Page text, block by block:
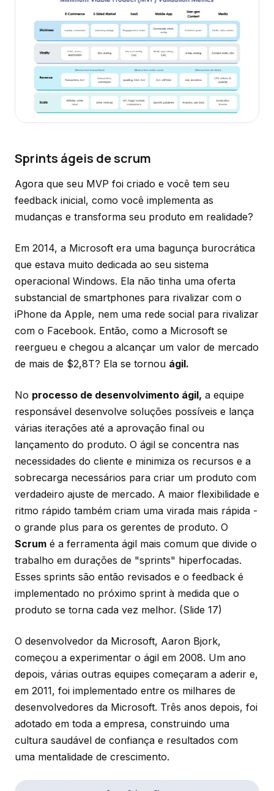
Sprints ágeis de scrum
Agora que seu MVP foi criado e você tem seu
feedback inicial, como você implementa as
mudanças e transforma seu produto em realidade?
Em 2014, a Microsoft era uma bagunça burocrática
que estava muito dedicada ao seu sistema
operacional Windows. Ela não tinha uma oferta
substancial de smartphones para rivalizar com o
iPhone da Apple, nem uma rede social para rivalizar
com o Facebook. Então, como a Microsoft se
reergueu e chegou a alcançar um valor de mercado
de mais de $2,8T? Ela se tornou ágil.
No processo de desenvolvimento ágil, a equipe
responsável desenvolve soluções possíveis e lança
várias iterações até a aprovação final ou
lançamento do produto. O ágil se concentra nas
necessidades do cliente e minimiza os recursos e a
sobrecarga necessários para criar um produto com
verdadeiro ajuste de mercado. A maior flexibilidade e
ritmo rápido também criam uma virada mais rápida -
o grande plus para os gerentes de produto. O
Scrum é a ferramenta ágil mais comum que divide o
trabalho em durações de "sprints" hiperfocadas.
Esses sprints são então revisados e o feedback é
implementado no próximo sprint à medida que o
produto se torna cada vez melhor. (Slide 17)
O desenvolvedor da Microsoft, Aaron Bjork,
começou a experimentar o ágil em 2008. Um ano
depois, várias outras equipes começaram a aderir e,
em 2011, foi implementado entre os milhares de
desenvolvedores da Microsoft. Três anos depois, foi
adotado em toda a empresa, construindo uma
cultura saudável de confiança e resultados com
uma mentalidade de crescimento.